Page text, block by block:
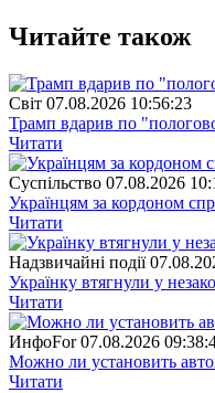
Читайте також
Свiт 07.08.2026 10:56:23
Трамп вдарив по
Читати
Суспiльство 07.08.2026
Українцям за кордоном
Читати
Надзвичайні події
Українку втягнули у
Читати
ИнфоFor 07.08.2026
Можно ли установить
Читати